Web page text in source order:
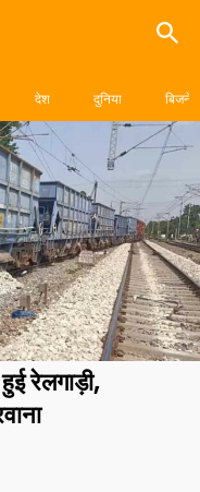
देश दुनिया बिजनेस
रेलगाड़ी,